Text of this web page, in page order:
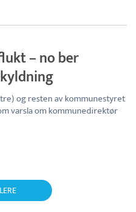
– no ber
og resten av kommunestyret
varsla om kommunedirektør